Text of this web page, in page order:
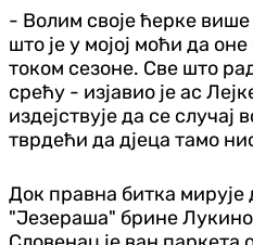
- Волим своје ћерке
што је у мојој моћи да
током сезоне. Све што
срећу - изјавио је ас
издејствује да се
тврдећи да дјеца тамо
Док правна битка мирује
"Језераша" брине